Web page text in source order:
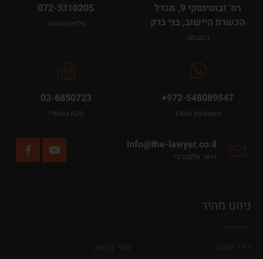
רח' זבוטינסקי 9, מגדל
הכשרת היישוב, בני ברק
כתובתנו
072-3310205
טלפון במשרד
+972-548089547
וואטסאפ משרד
03-6850723
פקס במשרד
info@the-lawyer.co.il
דואר אלקטרוני
ניווט מהיר